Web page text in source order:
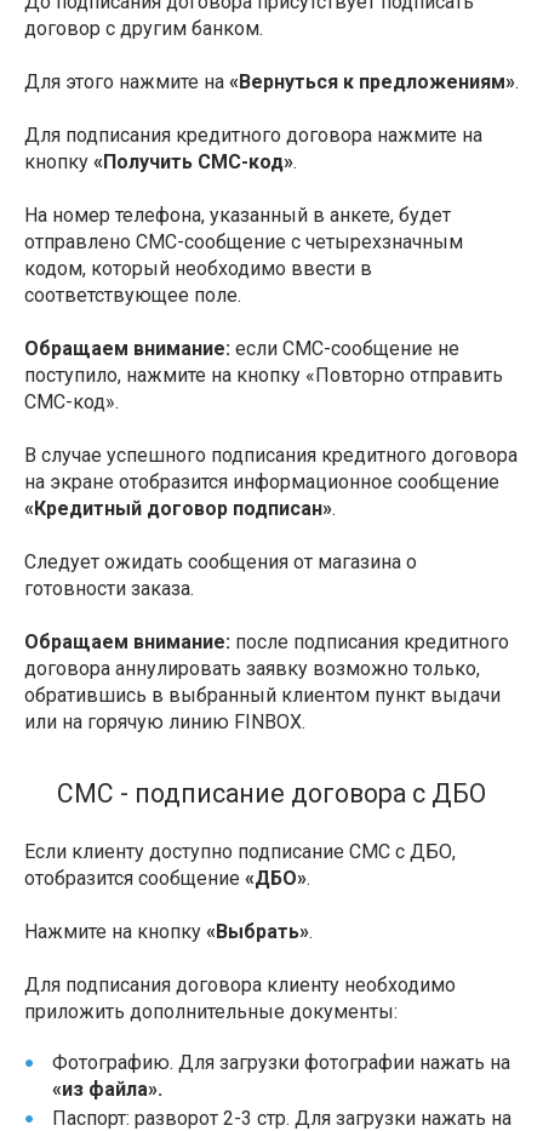
договор с другим банком.
Для этого нажмите на «Вернуться к предложениям».
Для подписания кредитного договора нажмите на
кнопку «Получить СМС-код».
На номер телефона, указанный в анкете, будет
отправлено СМС-сообщение с четырехзначным
кодом, который необходимо ввести в
соответствующее поле.
Обращаем внимание: если СМС-сообщение не
поступило, нажмите на кнопку «Повторно отправить
СМС-код».
В случае успешного подписания кредитного договора
на экране отобразится информационное сообщение
«Кредитный договор подписан».
Следует ожидать сообщения от магазина о
готовности заказа.
Обращаем внимание: после подписания кредитного
договора аннулировать заявку возможно только,
обратившись в выбранный клиентом пункт выдачи
или на горячую линию FINBOX.
СМС - подписание договора с ДБО
Если клиенту доступно подписание СМС с ДБО,
отобразится сообщение «ДБО».
Нажмите на кнопку «Выбрать».
Для подписания договора клиенту необходимо
приложить дополнительные документы:
Фотографию. Для загрузки фотографии нажать на
«из файла».
Паспорт: разворот 2-3 стр. Для загрузки нажать на